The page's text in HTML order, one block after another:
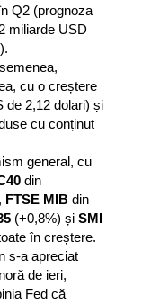
Q2 (prognoza
miliarde USD
cu o creștere
de 2,12 dolari) și
cu conținut
general, cu
din
FTSE MIB din
(+0,8%) și SMI
în creștere.
s-a apreciat
de ieri,
Fed că